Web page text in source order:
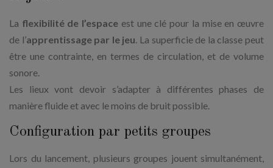
La flexibilité de l’espace est une clé pour la mise en œuvre
de l’apprentissage par le jeu. La superficie de la classe peut
être une contrainte, en termes de circulation, et de volume
sonore.
Les lieux vont devoir s’adapter à différentes phases de
manière fluide et avec le moins de bruit possible.
Configuration par petits groupes
Lors du lancement, plusieurs groupes jouent simultanément,